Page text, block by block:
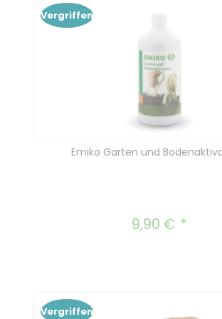
Vergriffen
Emiko Garten und
Regulärer Preis:
9,90 €
Vergriffen